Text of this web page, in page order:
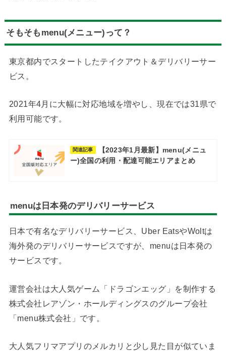
そもそもmenu(メニュー)って？
東京都内でスタートしたテイクアウト＆デリバリーサー
ビス。
2021年4月に大幅に対応地域を増やし、現在では31県で
利用可能です。
関連記事
【2023年1月最新】menu(メニュ
ー)全国の利用・配達可能エリアまとめ
menuは日本発のデリバリーサービス
日本で有名なデリバリーサービス、Uber EatsやWoltは
海外発のデリバリーサービスですが、menuは日本発の
サービスです。
運営会社は大人気ゲーム「ドラゴンエッグ」を制作する
株式会社レアゾン・ホールディングスのグループ会社
「menu株式会社」です。
大人気フリマアプリのメルカリと少し見た目が似ていま